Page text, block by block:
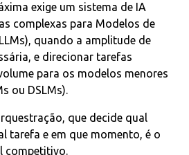
exige um sistema de IA
complexas para Modelos de
quando a amplitude de
e direcionar tarefas
para os modelos menores
ou DSLMs).
que decide qual
tarefa e em que momento, é o
competitivo.